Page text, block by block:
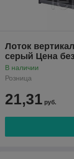
Лоток
серый Цена
В наличии
Розница
21,31 руб.